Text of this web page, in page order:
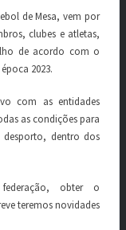
de Mesa, vem por
clubes e atletas,
de acordo com o
2023.
com as entidades
as condições para
desporto, dentro dos
obter o
teremos novidades